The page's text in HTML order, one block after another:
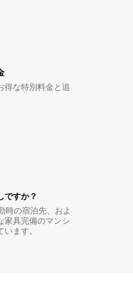
得な特別料金と追
ですか？
時の宿泊先、およ
家具完備のマンシ
ます。